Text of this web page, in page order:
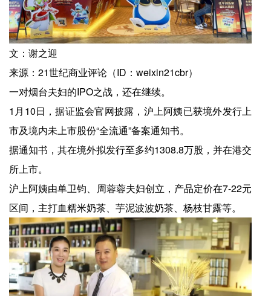
文：谢之迎
来源：21世纪商业评论（ID：weixin21cbr）
一对烟台夫妇的IPO之战，还在继续。
1月10日，据证监会官网披露，沪上阿姨已获境外发行上
市及境内未上市股份“全流通”备案通知书。
据通知书，其在境外拟发行至多约1308.8万股，并在港交
所上市。
沪上阿姨由单卫钧、周蓉蓉夫妇创立，产品定价在7-22元
区间，主打血糯米奶茶、芋泥波波奶茶、杨枝甘露等。